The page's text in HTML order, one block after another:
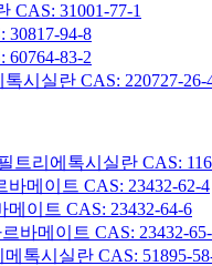
CAS: 31001-77-1
94-8
83-2
시실란 CAS: 220727-26-
트리에톡시실란 CAS:
메이트 CAS: 23432-62-4
이트 CAS: 23432-64-6
바메이트 CAS: 23432-
톡시실란 CAS: 51895-